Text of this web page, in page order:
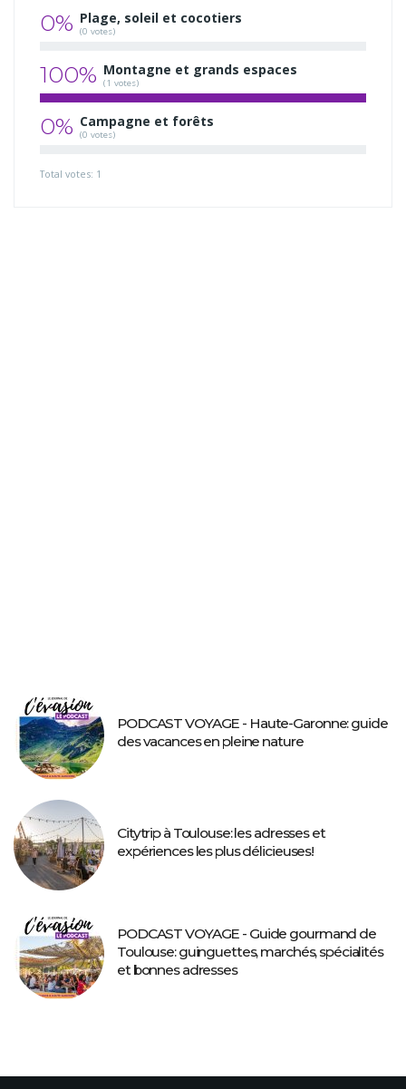
0% Plage, soleil et cocotiers
(0 votes)
100% Montagne et grands espaces
(1 votes)
0% Campagne et forêts
(0 votes)
Total votes: 1
PODCAST VOYAGE - Haute-Garonne: guide
des vacances en pleine nature
Citytrip à Toulouse: les adresses et
expériences les plus délicieuses!
PODCAST VOYAGE - Guide gourmand de
Toulouse: guinguettes, marchés, spécialités
et bonnes adresses